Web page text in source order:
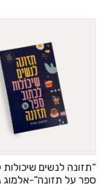
“תזונה לנשים
ספר על תזונה”-אלמוג